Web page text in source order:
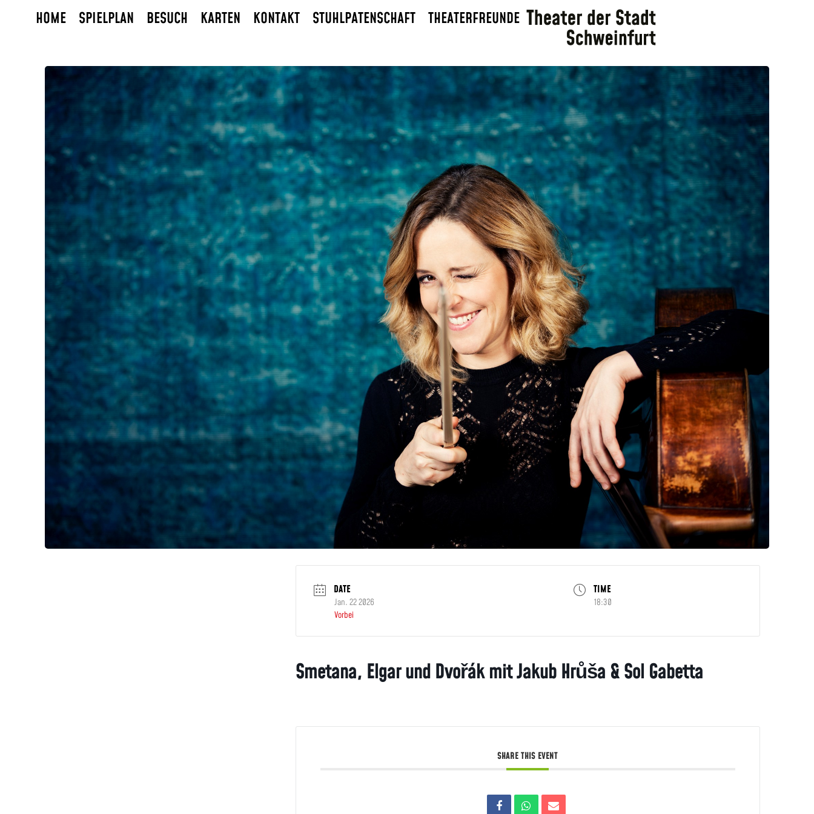
HOME SPIELPLAN BESUCH KARTEN KONTAKT STUHLPATENSCHAFT THEATERFREUNDE
DATE
Jan. 22 2026
Vorbei
TIME
18:30
Smetana, Elgar und Dvořák mit Jakub Hrůša & Sol Gabetta
SHARE THIS EVENT